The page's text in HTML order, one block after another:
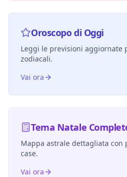
Oroscopo di Oggi
Leggi le previsioni aggiornate
zodiacali.
Vai ora
Tema Natale
Mappa astrale dettagliata con
case.
Vai ora